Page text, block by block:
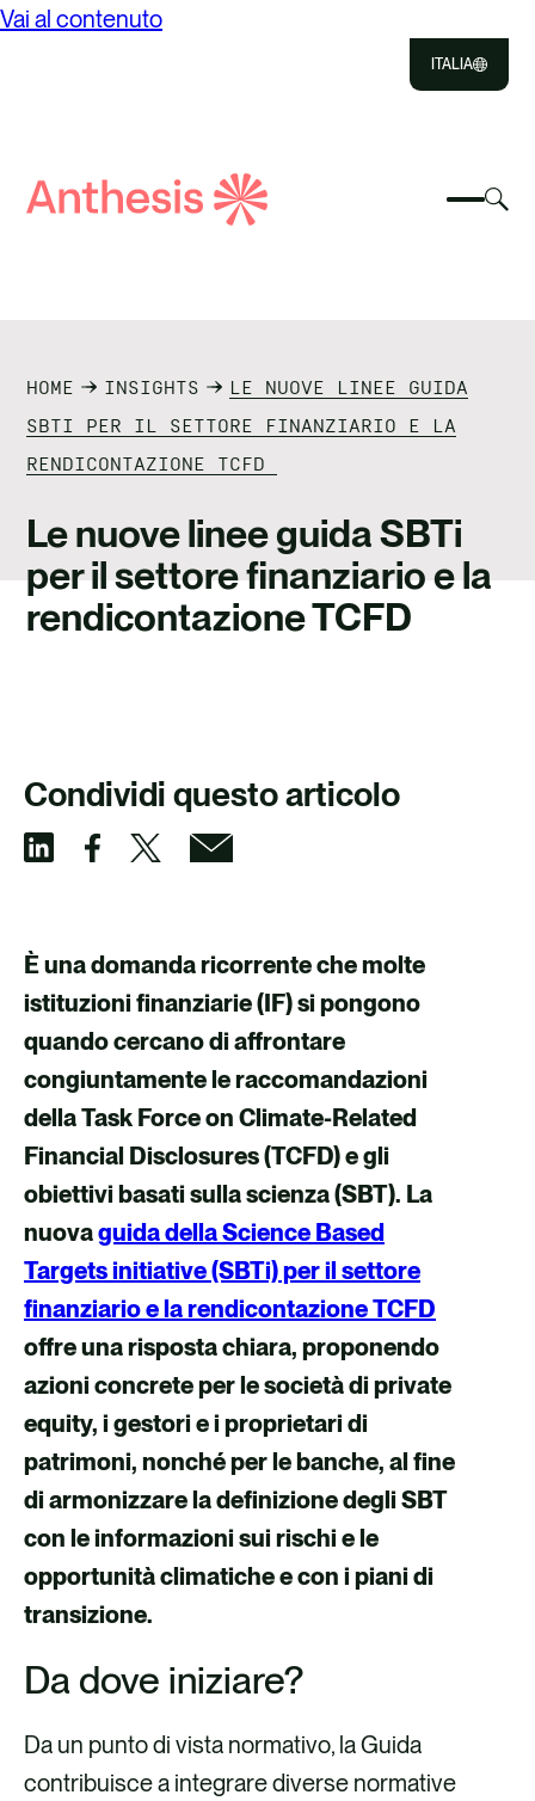
Vai al contenuto
ITALIA
Select
IL NOSTRO IMPATTO
RISORSE
CARRIERE
CONTATTO
Ricerca
HOME INSIGHTS
LE NUOVE LINEE GUIDA
SBTI PER IL SETTORE FINANZIARIO E LA
RENDICONTAZIONE TCFD
Le nuove linee guida SBTi
per il settore finanziario e la
rendicontazione TCFD
Condividi questo articolo
n
d
i
v
i
d
i
v
i
a
L
i
n
k
e
d
i
n
n
d
i
v
i
d
i
v
i
a
F
a
c
e
b
o
o
k
n
d
i
v
i
d
i
v
i
a
X
n
d
i
v
i
d
i
v
i
a
e
-
m
a
i
l
È una domanda ricorrente che molte
istituzioni finanziarie (IF) si pongono
quando cercano di affrontare
congiuntamente le raccomandazioni
della Task Force on Climate-Related
Financial Disclosures (TCFD) e gli
obiettivi basati sulla scienza (SBT). La
nuovaguida della Science Based
Targets initiative (SBTi) per il settore
finanziario e la rendicontazione TCFD
offre una risposta chiara, proponendo
azioni concrete per le società di private
equity, i gestori e i proprietari di
patrimoni, nonché per le banche, al fine
di armonizzare la definizione degli SBT
con le informazioni sui rischi e le
opportunità climatiche e con i piani di
transizione.
Da dove iniziare?
Da un punto di vista normativo, la Guida
contribuisce a integrare diverse normative